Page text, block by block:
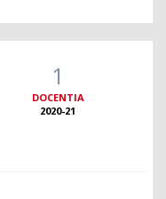
1
DOCENTIA
2020-21